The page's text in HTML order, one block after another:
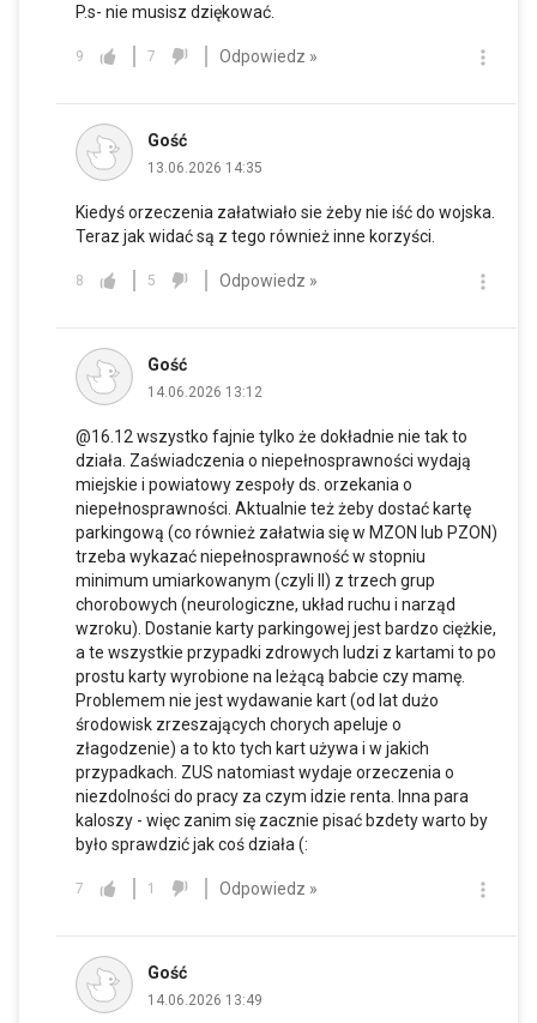
P.s- nie musisz dziękować.
9 7 Odpowiedz »
Gość
13.06.2026 14:35
Kiedyś orzeczenia załatwiało sie żeby nie iść do wojska.
Teraz jak widać są z tego również inne korzyści.
8 5 Odpowiedz »
Gość
14.06.2026 13:12
@16.12 wszystko fajnie tylko że dokładnie nie tak to
działa. Zaświadczenia o niepełnosprawności wydają
miejskie i powiatowy zespoły ds. orzekania o
niepełnosprawności. Aktualnie też żeby dostać kartę
parkingową (co również załatwia się w MZON lub PZON)
trzeba wykazać niepełnosprawność w stopniu
minimum umiarkowanym (czyli II) z trzech grup
chorobowych (neurologiczne, układ ruchu i narząd
wzroku). Dostanie karty parkingowej jest bardzo ciężkie,
a te wszystkie przypadki zdrowych ludzi z kartami to po
prostu karty wyrobione na leżącą babcie czy mamę.
Problemem nie jest wydawanie kart (od lat dużo
środowisk zrzeszających chorych apeluje o
złagodzenie) a to kto tych kart używa i w jakich
przypadkach. ZUS natomiast wydaje orzeczenia o
niezdolności do pracy za czym idzie renta. Inna para
kaloszy - więc zanim się zacznie pisać bzdety warto by
było sprawdzić jak coś działa (:
7 1 Odpowiedz »
Gość
14.06.2026 13:49